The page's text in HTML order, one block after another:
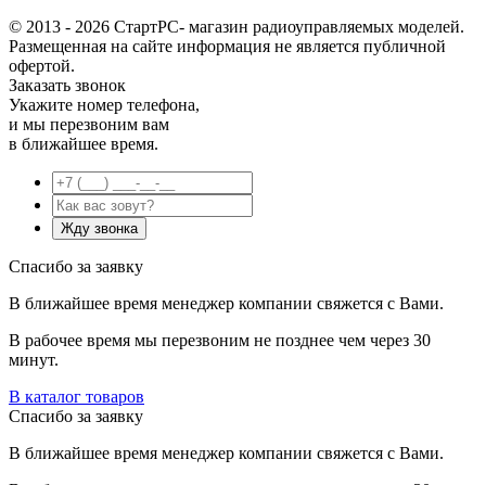
© 2013 - 2026 СтартРС- магазин радиоуправляемых моделей.
Размещенная на сайте информация не является публичной
офертой.
Заказать звонок
Укажите номер телефона,
и мы перезвоним вам
в ближайшее время.
Спасибо за заявку
В ближайшее время менеджер компании свяжется с Вами.
В рабочее время мы перезвоним не позднее чем через 30
минут.
В каталог товаров
Спасибо за заявку
В ближайшее время менеджер компании свяжется с Вами.